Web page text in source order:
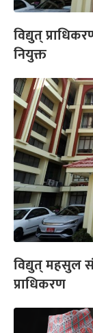
विद्युत्
नियुक्त
विद्युत् महसुल
प्राधिकरण